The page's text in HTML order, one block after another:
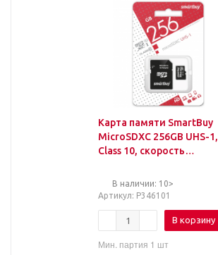
Карта памяти SmartBuy
MicroSDXC 256GB UHS-1,
Class 10, скорость
адаптером SD)
В наличии: 10>
Артикул: Р346101
В корзину
Мин. партия 1 шт